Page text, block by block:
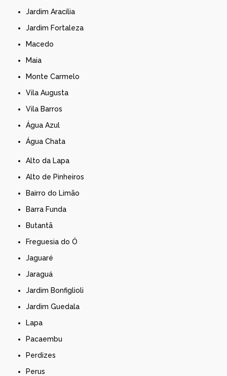
Jardim Aracília
Jardim Fortaleza
Macedo
Maia
Monte Carmelo
Vila Augusta
Vila Barros
Água Azul
Água Chata
Alto da Lapa
Alto de Pinheiros
Bairro do Limão
Barra Funda
Butantã
Freguesia do Ó
Jaguaré
Jaraguá
Jardim Bonfiglioli
Jardim Guedala
Lapa
Pacaembu
Perdizes
Perus